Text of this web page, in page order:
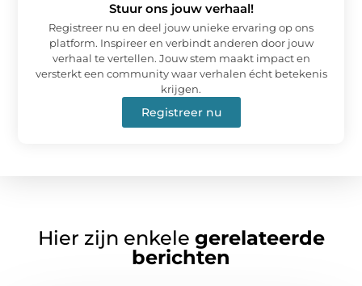
Stuur ons jouw verhaal!
Registreer nu en deel jouw unieke ervaring op ons
platform. Inspireer en verbindt anderen door jouw
verhaal te vertellen. Jouw stem maakt impact en
versterkt een community waar verhalen écht betekenis
krijgen.
Registreer nu
Hier zijn enkele gerelateerde
berichten